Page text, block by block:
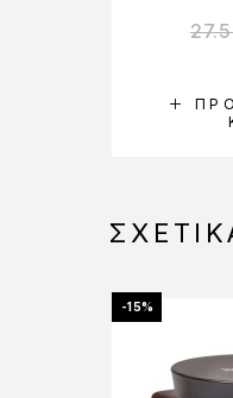
-15%